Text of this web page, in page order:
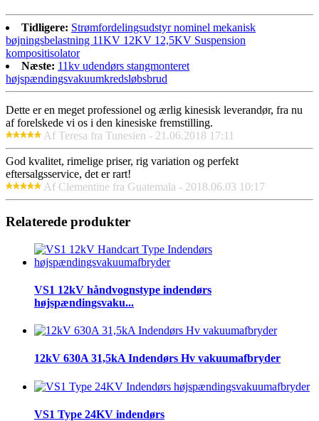
Tidligere: Strømfordelingsudstyr nominel mekanisk
bøjningsbelastning 11KV 12KV 12,5KV Suspension
kompositisolator
Næste: 11kv udendørs stangmonteret
højspændingsvakuumkredsløbsbrud
Dette er en meget professionel og ærlig kinesisk leverandør, fra nu
af forelskede vi os i den kinesiske fremstilling.
Af Teresa fra Tunesien - 21.06.2018 17:11
God kvalitet, rimelige priser, rig variation og perfekt
eftersalgsservice, det er rart!
Af Clementine fra Guatemala - 2018.06.03 10:17
Relaterede produkter
VS1 12kV håndvognstype indendørs
højspændingsvaku...
12kV 630A 31,5kA Indendørs Hv vakuumafbryder
VS1 Type 24KV indendørs